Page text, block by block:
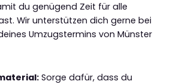
du genügend Zeit für alle
Wir unterstützen dich gerne bei
Umzugstermins von Münster
Sorge dafür, dass du